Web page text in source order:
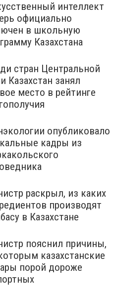
интеллект
официально
в школьную
Казахстана
стран Центральной
Казахстан занял
место в рейтинге
опубликовало
кадры из
раскрыл, из каких
производят
в Казахстане
пояснил причины,
казахстанские
порой дороже